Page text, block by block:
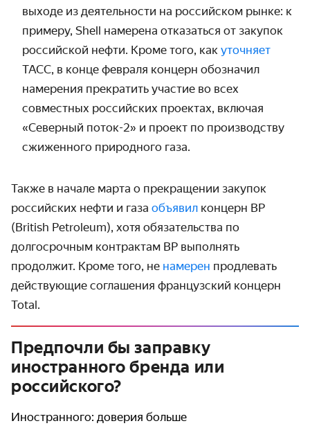
выходе из деятельности на российском рынке: к
примеру, Shell намерена отказаться от закупок
российской нефти. Кроме того, как уточняет
ТАСС, в конце февраля концерн обозначил
намерения прекратить участие во всех
совместных российских проектах, включая
«Северный поток-2» и проект по производству
сжиженного природного газа.
Также в начале марта о прекращении закупок
российских нефти и газа объявил концерн BP
(British Petroleum), хотя обязательства по
долгосрочным контрактам BP выполнять
продолжит. Кроме того, не намерен продлевать
действующие соглашения французский концерн
Total.
Предпочли бы заправку
иностранного бренда или
российского?
Иностранного: доверия больше